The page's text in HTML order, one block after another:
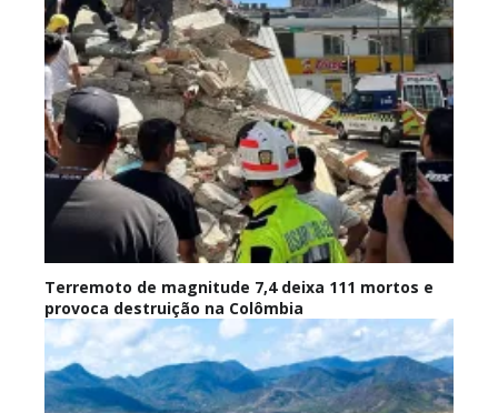
Terremoto de magnitude 7,4 deixa 111 mortos e
provoca destruição na Colômbia